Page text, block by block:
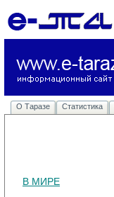
О Таразе Статистика
В МИРЕ